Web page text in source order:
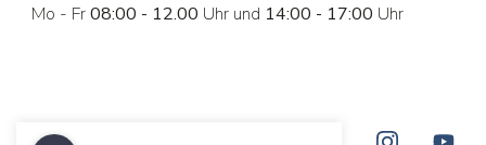
Mo - Fr08:00 - 12.00 Uhr und 14:00 - 17:00 Uhr